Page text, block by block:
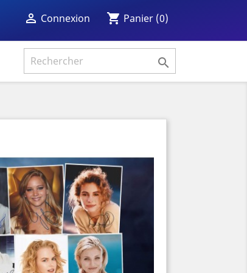
 Connexion shopping_cart Panier (0)
